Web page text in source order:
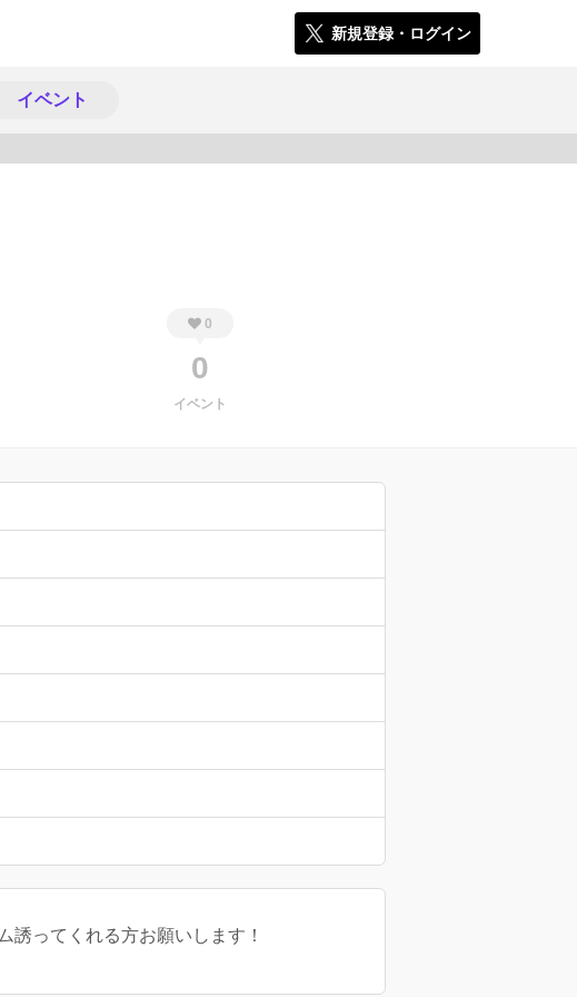
新規登録・ログイン
イベント
0
0
イベント
誘ってくれる方お願いします！